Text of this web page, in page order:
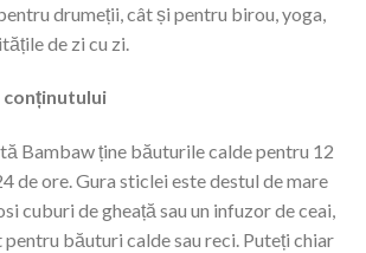
drumeții, cât și pentru birou, yoga,
de zi cu zi.
conținutului
Bambaw ține băuturile calde pentru 12
de ore. Gura sticlei este destul de mare
cuburi de gheață sau un infuzor de ceai,
băuturi calde sau reci. Puteți chiar